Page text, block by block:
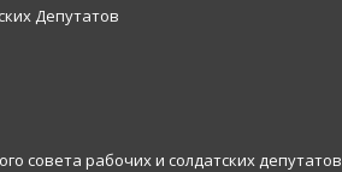
Депутатов
совета рабочих и солдатских депутатов